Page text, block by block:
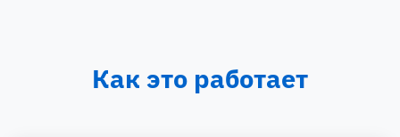
Как это работает